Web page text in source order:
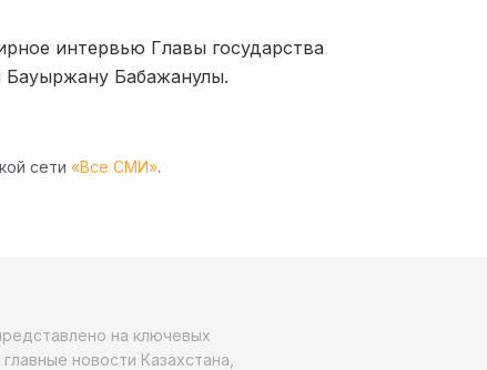
интервью Главы государства
Бауыржану Бабажанулы.
сети «Все СМИ».
на ключевых
новости Казахстана,